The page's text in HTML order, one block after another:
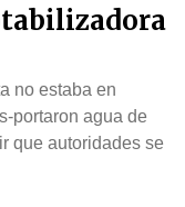
no estaba en
portaron agua de
que autoridades se